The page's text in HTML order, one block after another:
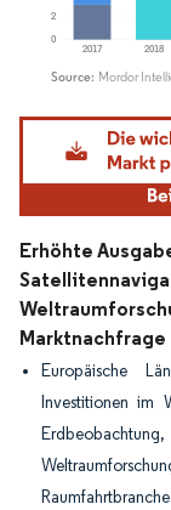
Bild © Mordor
Erhöhte
Marktnachfrage
Europäische
Investitionen im